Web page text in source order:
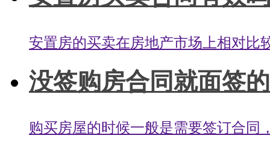
安置房的买卖在房地产市场上相对比
没签购房合同就面签
购买房屋的时候一般是需要签订合同